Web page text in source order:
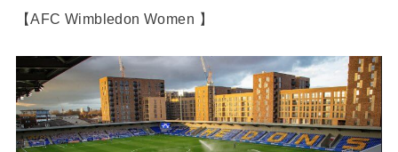
【AFC Wimbledon Women 】